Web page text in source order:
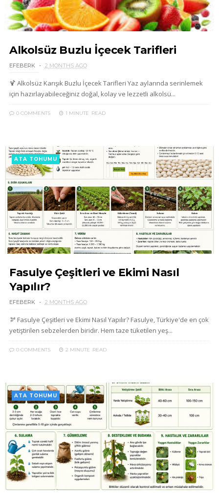
Alkolsüz Buzlu İçecek Tarifleri
EFEBERK 2 MONTHS AGO
🍹 Alkolsüz Karışık Buzlu İçecek Tarifleri Yaz aylarında serinlemek
için hazırlayabileceğiniz doğal, kolay ve lezzetli alkolsü...
0 COMMENTS 1 MINUTE READ
ATA TOHUMU
Fasulye Çeşitleri ve Ekimi Nasıl
Yapılır?
EFEBERK 2 MONTHS AGO
🫘 Fasulye Çeşitleri ve Ekimi Nasıl Yapılır? Fasulye, Türkiye'de en çok
yetiştirilen sebzelerden biridir. Hem taze tüketilen yeş...
0 COMMENTS 2 MINUTE READ
ATA TOHUMU